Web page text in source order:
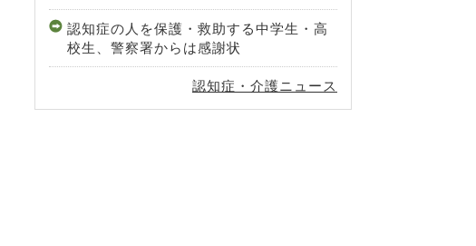
認知症の人を保護・救助する中学生・高
校生、警察署からは感謝状
認知症・介護ニュース